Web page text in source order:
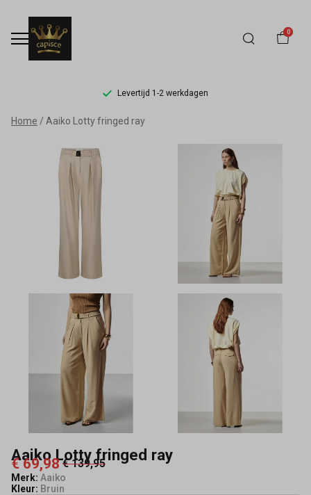
0
Levertijd 1-2 werkdagen
Aaiko
Lotty
fringed
Capisce
Mode
Home Aaiko Lotty fringed ray
Aaiko Lotty fringed ray
€ 69,98 € 139,95
Merk: Aaiko
Kleur: Bruin